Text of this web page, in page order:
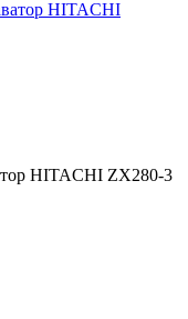
HITACHI ZX280-3